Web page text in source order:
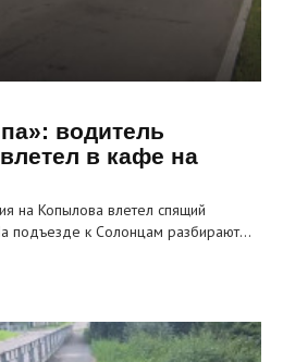
водитель
в кафе на
на Копылова влетел спящий
подъезде к Солонцам разбирают…